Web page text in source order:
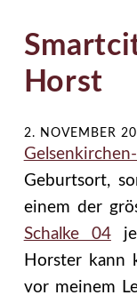
Horst
2. NOVEMBER
Geburtsort,
einem der
Schalke 04
Horster kann
vor meinem